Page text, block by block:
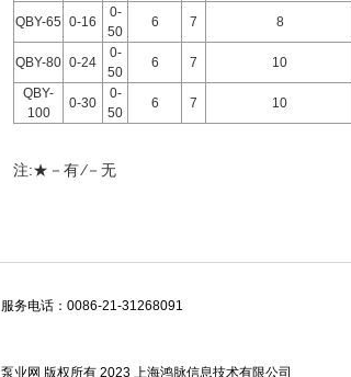
QBY-65 0-16
0-
50
6 7 8
QBY-80 0-24
0-
50
6 7 10
QBY-
100
0-30
0-
50
6 7 10
注:★－有 ∕－无
服务电话：0086-21-31268091
泵业网 版权所有 2023 上海鸿脉信息技术有限公司